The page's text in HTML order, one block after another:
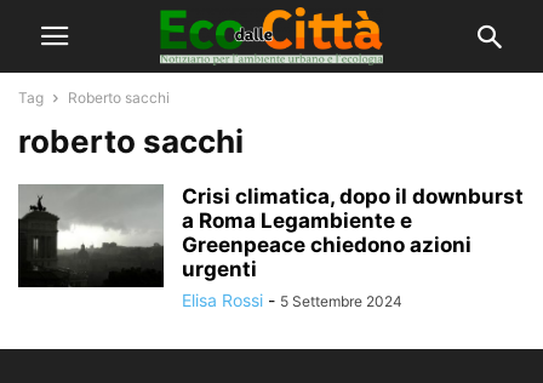
Tag Roberto sacchi
roberto sacchi
Crisi climatica, dopo il downburst
a Roma Legambiente e
Greenpeace chiedono azioni
urgenti
Elisa Rossi - 5 Settembre 2024